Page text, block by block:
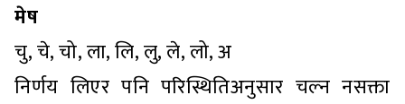
मेष
चु, चे, चो, ला, लि, लु, ले, लो, अ
निर्णय लिएर पनि परिस्थितिअनुसार चल्न नसक्ता